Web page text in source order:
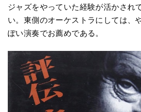
ジャズをやっていた経験が活かされ
い。東側のオーケストラにしては、
ぽい演奏でお薦めである。